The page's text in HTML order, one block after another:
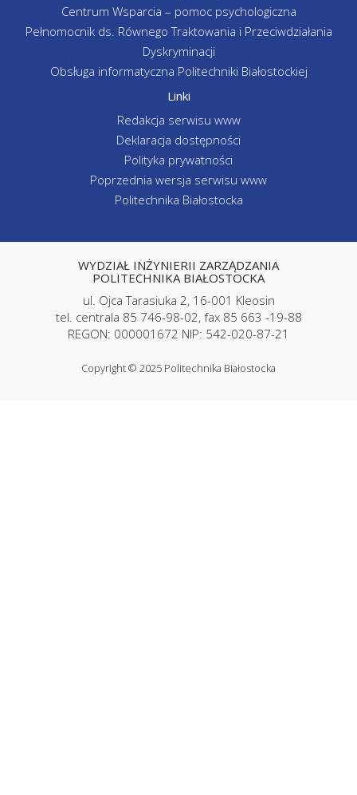
Centrum Wsparcia – pomoc psychologiczna
Pełnomocnik ds. Równego Traktowania i Przeciwdziałania
Dyskryminacji
Obsługa informatyczna Politechniki Białostockiej
Linki
Redakcja serwisu www
Deklaracja dostępności
Polityka prywatności
Poprzednia wersja serwisu www
Politechnika Białostocka
WYDZIAŁ INŻYNIERII ZARZĄDZANIA
POLITECHNIKA BIAŁOSTOCKA
ul. Ojca Tarasiuka 2, 16-001 Kleosin
tel. centrala 85 746-98-02, fax 85 663 -19-88
REGON: 000001672 NIP: 542-020-87-21
Copyright © 2025 Politechnika Białostocka